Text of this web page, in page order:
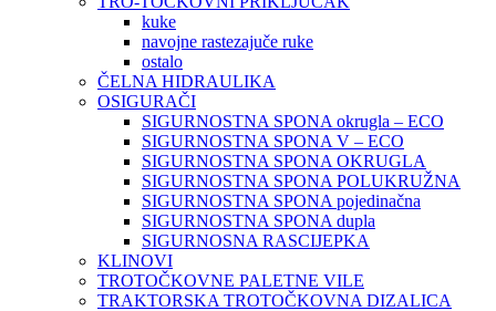
kuke
navojne rastezajuče ruke
ostalo
ČELNA HIDRAULIKA
OSIGURAČI
SIGURNOSTNA SPONA okrugla – ECO
SIGURNOSTNA SPONA V – ECO
SIGURNOSTNA SPONA OKRUGLA
SIGURNOSTNA SPONA POLUKRUŽNA
SIGURNOSTNA SPONA pojedinačna
SIGURNOSTNA SPONA dupla
SIGURNOSNA RASCIJEPKA
KLINOVI
TROTOČKOVNE PALETNE VILE
TRAKTORSKA TROTOČKOVNA DIZALICA